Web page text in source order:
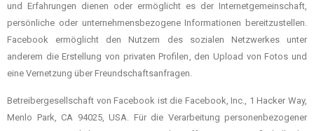
und Erfahrungen dienen oder ermöglicht es der Internetgemeinschaft,
persönliche oder unternehmensbezogene Informationen bereitzustellen.
Facebook ermöglicht den Nutzern des sozialen Netzwerkes unter
anderem die Erstellung von privaten Profilen, den Upload von Fotos und
eine Vernetzung über Freundschaftsanfragen.
Betreibergesellschaft von Facebook ist die Facebook, Inc., 1 Hacker Way,
Menlo Park, CA 94025, USA. Für die Verarbeitung personenbezogener